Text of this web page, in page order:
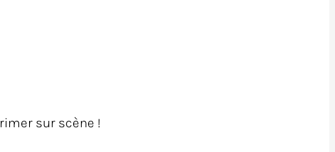
sur scène !